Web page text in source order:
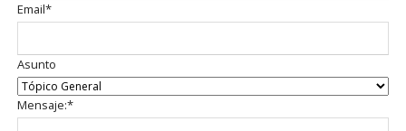
Campo
obligatorio
Email*
Asunto
Campo
obligatorio
Mensaje:*